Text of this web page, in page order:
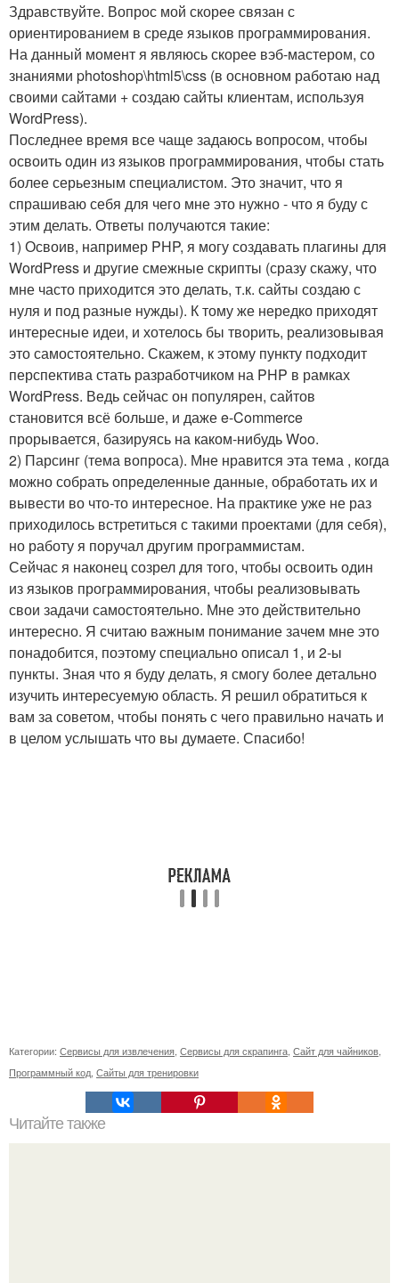
Здравствуйте. Вопрос мой скорее связан с
ориентированием в среде языков программирования.
На данный момент я являюсь скорее вэб-мастером, со
знаниями photoshop\html5\css (в основном работаю над
своими сайтами + создаю сайты клиентам, используя
WordPress).
Последнее время все чаще задаюсь вопросом, чтобы
освоить один из языков программирования, чтобы стать
более серьезным специалистом. Это значит, что я
спрашиваю себя для чего мне это нужно - что я буду с
этим делать. Ответы получаются такие:
1) Освоив, например PHP, я могу создавать плагины для
WordPress и другие смежные скрипты (сразу скажу, что
мне часто приходится это делать, т.к. сайты создаю с
нуля и под разные нужды). К тому же нередко приходят
интересные идеи, и хотелось бы творить, реализовывая
это самостоятельно. Скажем, к этому пункту подходит
перспектива стать разработчиком на PHP в рамках
WordPress. Ведь сейчас он популярен, сайтов
становится всё больше, и даже e-Commerce
прорывается, базируясь на каком-нибудь Woo.
2) Парсинг (тема вопроса). Мне нравится эта тема , когда
можно собрать определенные данные, обработать их и
вывести во что-то интересное. На практике уже не раз
приходилось встретиться с такими проектами (для себя),
но работу я поручал другим программистам.
Сейчас я наконец созрел для того, чтобы освоить один
из языков программирования, чтобы реализовывать
свои задачи самостоятельно. Мне это действительно
интересно. Я считаю важным понимание зачем мне это
понадобится, поэтому специально описал 1, и 2-ы
пункты. Зная что я буду делать, я смогу более детально
изучить интересуемую область. Я решил обратиться к
вам за советом, чтобы понять с чего правильно начать и
в целом услышать что вы думаете. Спасибо!
Категории: Сервисы для извлечения Сервисы для скрапинга Сайт для чайников
Программный код Сайты для тренировки
Читайте также